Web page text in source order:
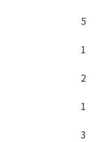
5
1
2
1
3